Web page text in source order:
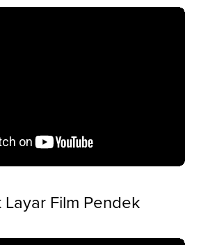
Layar Film Pendek